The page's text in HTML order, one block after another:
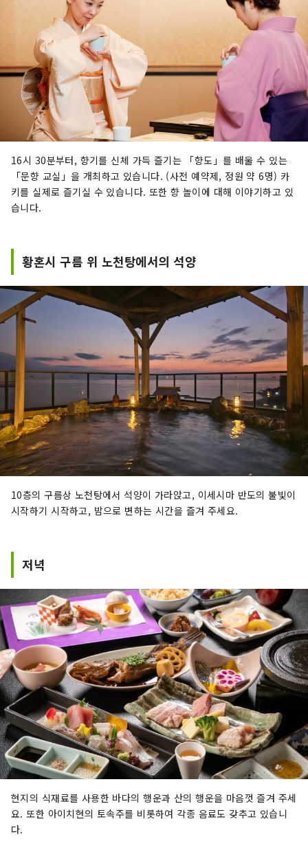
16시 30분부터, 향기를 신체 가득 즐기는 「향도」를 배울 수 있는
「문향 교실」을 개최하고 있습니다. (사전 예약제, 정원 약 6명) 카
키를 실제로 즐기실 수 있습니다. 또한 향 놀이에 대해 이야기하고 있
습니다.
황혼시 구름 위 노천탕에서의 석양
10층의 구름상 노천탕에서 석양이 가라앉고, 이세시마 반도의 불빛이
시작하기 시작하고, 밤으로 변하는 시간을 즐겨 주세요.
저녁
현지의 식재료를 사용한 바다의 행운과 산의 행운을 마음껏 즐겨 주세
요. 또한 아이치현의 토속주를 비롯하여 각종 음료도 갖추고 있습니
다.